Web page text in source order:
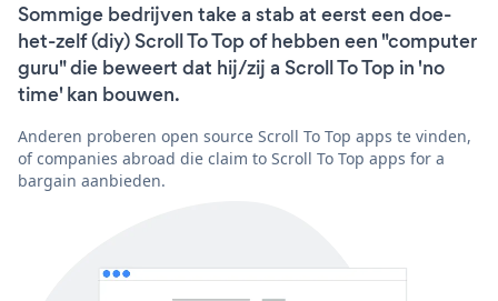
Sommige bedrijven take a stab at eerst een doe-
het-zelf (diy) Scroll To Top of hebben een "computer
guru" die beweert dat hij/zij a Scroll To Top in 'no
time' kan bouwen.
Anderen proberen open source Scroll To Top apps te vinden,
of companies abroad die claim to Scroll To Top apps for a
bargain aanbieden.